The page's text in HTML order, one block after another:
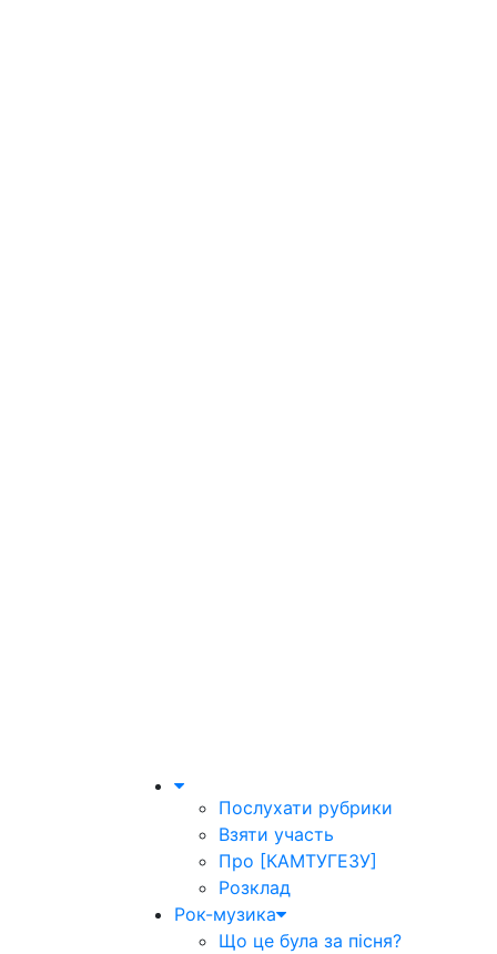
Послухати рубрики
Взяти участь
Про [КАМТУГЕЗУ]
Розклад
Рок-музика
Що це була за пісня?